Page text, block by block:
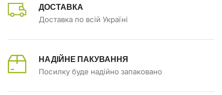
ДОСТАВКА
Доставка по всій Україні
НАДІЙНЕ ПАКУВАННЯ
Посилку буде надійно запаковано